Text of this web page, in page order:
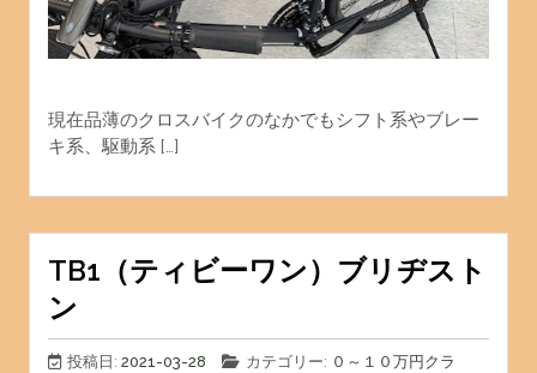
現在品薄のクロスバイクのなかでもシフト系やブレー
キ系、駆動系 […]
TB1（ティビーワン）ブリヂスト
ン
投稿日: 2021-03-28 カテゴリー: ０～１０万円クラ